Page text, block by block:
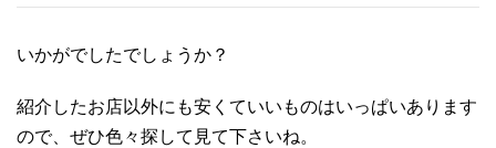
いかがでしたでしょうか？
紹介したお店以外にも安くていいものはいっぱいあります
ので、ぜひ色々探して見て下さいね。